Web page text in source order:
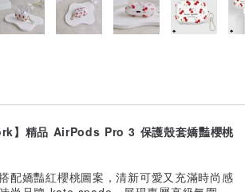
】精品 AirPods Pro 3 保護殼套嬌豔櫻桃
配嬌豔紅櫻桃圖案，清新可愛又充滿時尚感